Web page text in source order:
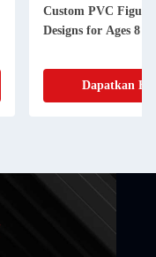
Custom PVC
Designs for Ages 8
Dapatkan